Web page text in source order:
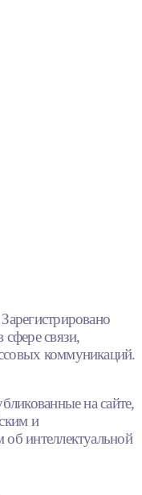
связи,
коммуникаций.
на сайте,
и
интеллектуальной